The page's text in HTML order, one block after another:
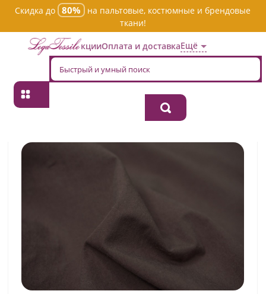
Скидка до 80%
на пальтовые, костюмные и брендовые
ткани!
АкцииОплата и доставкаЕщё
Главная
Ткань хлопок плательно-